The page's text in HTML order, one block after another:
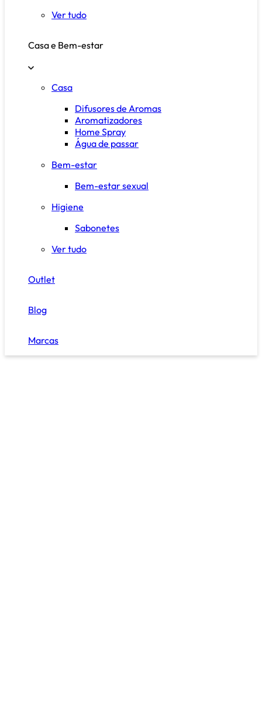
Ver tudo
Casa e Bem-estar
Casa
Difusores de Aromas
Aromatizadores
Home Spray
Água de passar
Bem-estar
Bem-estar sexual
Higiene
Sabonetes
Ver tudo
Outlet
Blog
Marcas